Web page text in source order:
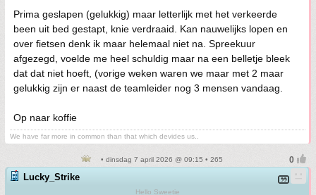
Prima geslapen (gelukkig) maar letterlijk met het verkeerde
been uit bed gestapt, knie verdraaid. Kan nauwelijks lopen en
over fietsen denk ik maar helemaal niet na. Spreekuur
afgezegd, voelde me heel schuldig maar na een belletje bleek
dat dat niet hoeft, (vorige weken waren we maar met 2 maar
gelukkig zijn er naast de teamleider nog 3 mensen vandaag.
Op naar koffie
We have far more in common than that which devides us..
• dinsdag 7 april 2026 @ 09:15 • 265
Lucky_Strike
Hello Sweetie